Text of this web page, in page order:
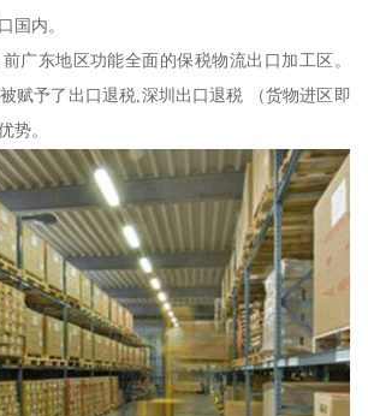
国内。
广东地区功能全面的保税物流出口加工区。
赋予了出口退税,深圳出口退税 （货物进区即
势。